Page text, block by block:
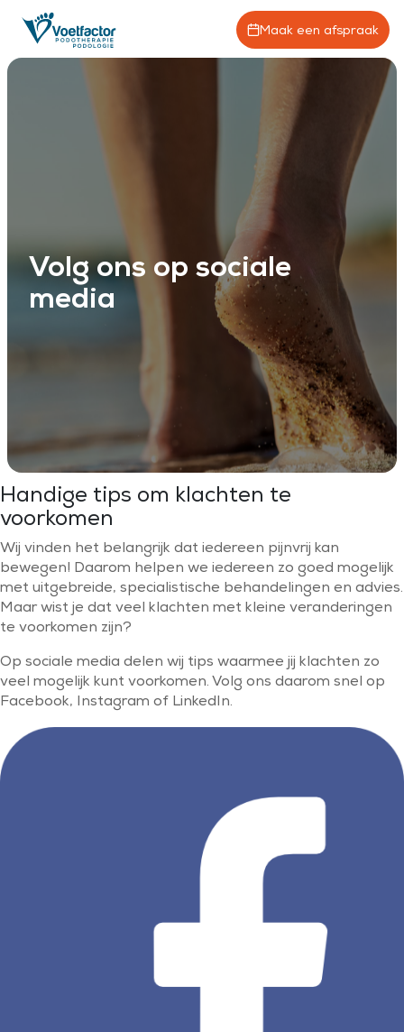
Maak een afspraak
Volg ons op sociale
media
Handige tips om klachten te
voorkomen
Wij vinden het belangrijk dat iedereen pijnvrij kan
bewegen! Daarom helpen we iedereen zo goed mogelijk
met uitgebreide, specialistische behandelingen en advies.
Maar wist je dat veel klachten met kleine veranderingen
te voorkomen zijn?
Op sociale media delen wij tips waarmee jij klachten zo
veel mogelijk kunt voorkomen. Volg ons daarom snel op
Facebook, Instagram of LinkedIn.